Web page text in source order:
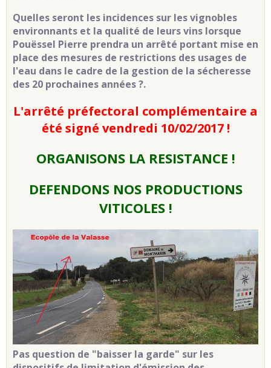
Quelles seront les incidences sur les vignobles
environnants et la qualité de leurs vins lorsque
Pouëssel Pierre prendra un arrêté portant mise en
place des mesures de restrictions des usages de
l'eau dans le cadre de la gestion de la sécheresse
des 20 prochaines années ?.
L'arrêté préfectoral complémentaire a
été signé vendredi 10/02/2017 !
ORGANISONS LA RESISTANCE !
DEFENDONS NOS PRODUCTIONS
VITICOLES !
Pas question de "baisser la garde" sur les